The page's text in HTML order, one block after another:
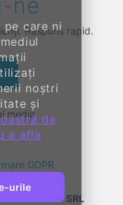
pe care ni
noștri
și
de
a afla
urile
ne
Răspuns rapid.
media
GDPR
GROUP SRL